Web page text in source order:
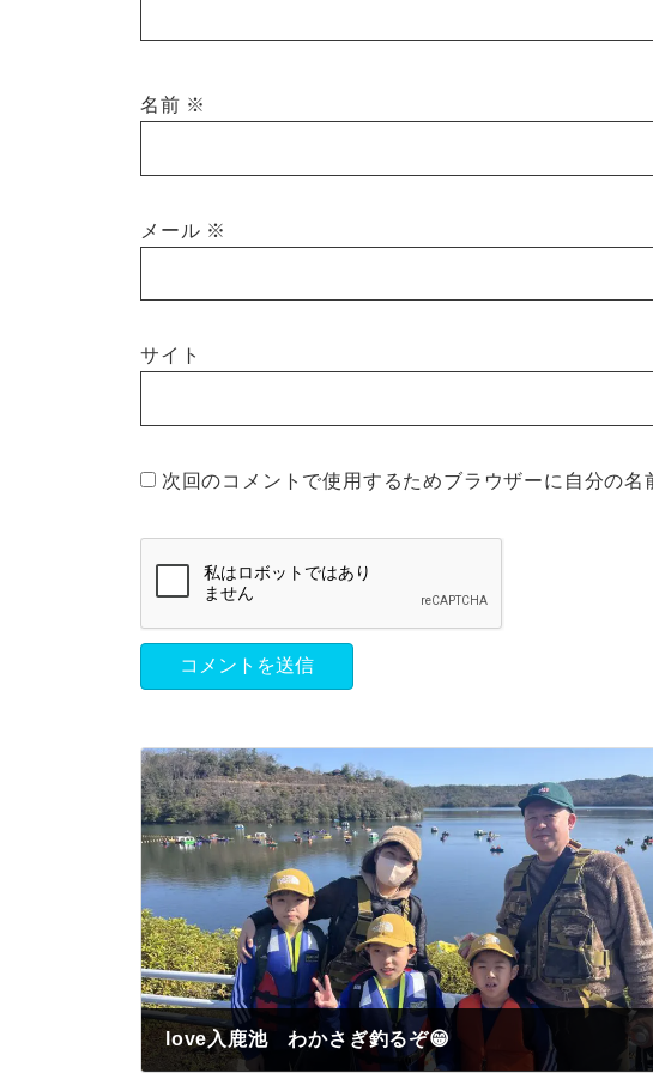
名前 ※
メール ※
サイト
次回のコメントで使用するためブラウザーに自分の名
love入鹿池 わかさぎ釣るぞ😁